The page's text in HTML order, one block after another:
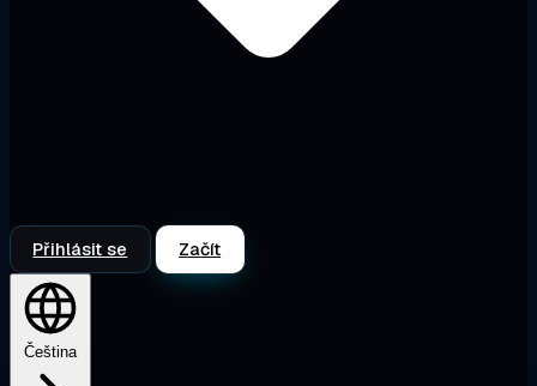
Přihlásit se Začít
Čeština